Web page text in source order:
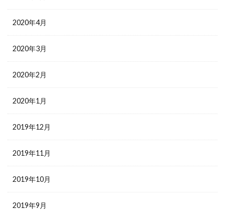
2020年4月
2020年3月
2020年2月
2020年1月
2019年12月
2019年11月
2019年10月
2019年9月